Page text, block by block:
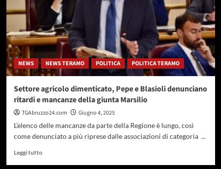
NEWS NEWS TERAMO POLITICA POLITICA TERAMO
Settore agricolo dimenticato, Pepe e Blasioli denunciano
ritardi e mancanze della giunta Marsilio
TGAbruzzo24.com
Giugno 4, 2025
L’elenco delle mancanze da parte della Regione è lungo, così
come denunciato a più riprese dalle associazioni di categoria ...
Leggi tuttoLeggi